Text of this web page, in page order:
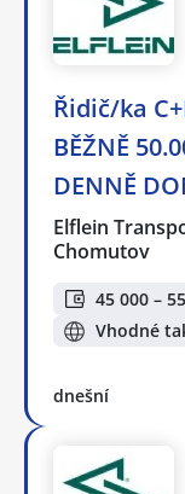
Řidič/ka
BĚŽNĚ
DENNĚ
Elflein
Chomutov
45 000 –
Vhodné
dnešní